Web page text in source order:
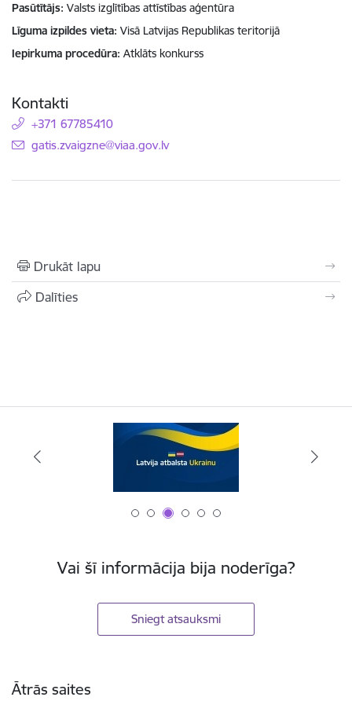
Pasūtītājs Valsts izglītības attīstības aģentūra
Līguma izpildes vieta Visā Latvijas Republikas teritorijā
Iepirkuma procedūra Atklāts konkurss
Kontakti
+371 67785410
E-pasts:
gatis.zvaigzne@viaa.gov.lv
Drukāt lapu
Dalīties
Vai šī informācija bija noderīga?
Sniegt atsauksmi
Ātrās saites